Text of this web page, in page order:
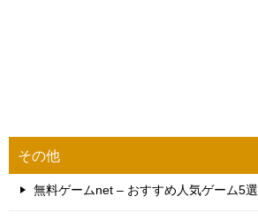
その他
無料ゲームnet – おすすめ人気ゲーム5選